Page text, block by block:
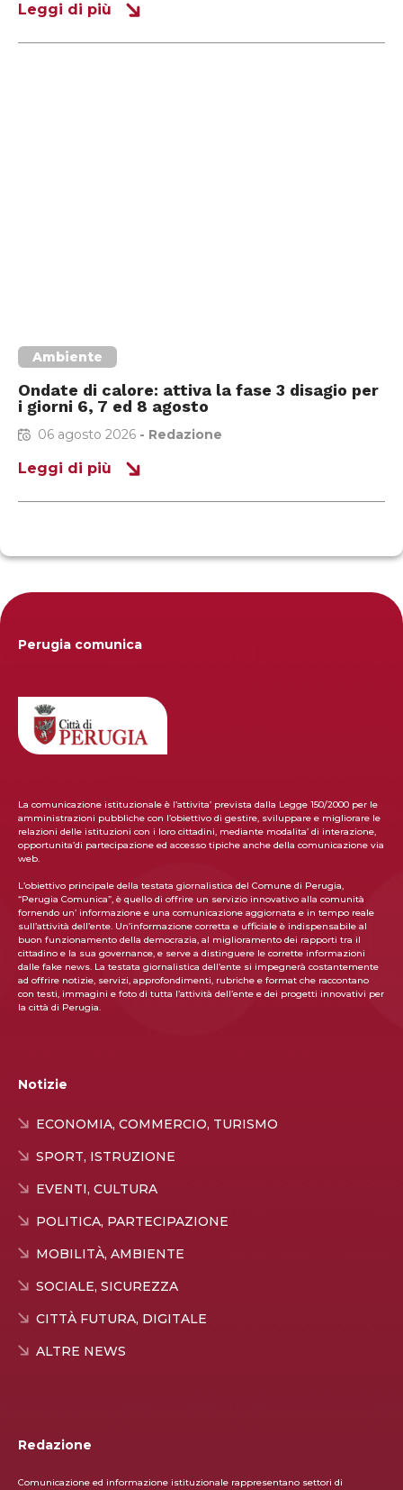
Leggi di più
Ambiente
Ondate di calore: attiva la fase 3 disagio per
i giorni 6, 7 ed 8 agosto
06 agosto 2026 - Redazione
Leggi di più
Perugia comunica
La comunicazione istituzionale è l’attivita’ prevista dalla Legge 150/2000 per le
amministrazioni pubbliche con l’obiettivo di gestire, sviluppare e migliorare le
relazioni delle istituzioni con i loro cittadini, mediante modalita’ di interazione,
opportunita’di partecipazione ed accesso tipiche anche della comunicazione via
web.
L’obiettivo principale della testata giornalistica del Comune di Perugia,
“Perugia Comunica”, è quello di offrire un servizio innovativo alla comunità
fornendo un’ informazione e una comunicazione aggiornata e in tempo reale
sull’attività dell’ente. Un’informazione corretta e ufficiale è indispensabile al
buon funzionamento della democrazia, al miglioramento dei rapporti tra il
cittadino e la sua governance, e serve a distinguere le corrette informazioni
dalle fake news. La testata giornalistica dell’ente si impegnerà costantemente
ad offrire notizie, servizi, approfondimenti, rubriche e format che raccontano
con testi, immagini e foto di tutta l’attività dell’ente e dei progetti innovativi per
la città di Perugia.
Notizie
ECONOMIA, COMMERCIO, TURISMO
SPORT, ISTRUZIONE
EVENTI, CULTURA
POLITICA, PARTECIPAZIONE
MOBILITÀ, AMBIENTE
SOCIALE, SICUREZZA
CITTÀ FUTURA, DIGITALE
ALTRE NEWS
Redazione
Comunicazione ed informazione istituzionale rappresentano settori di